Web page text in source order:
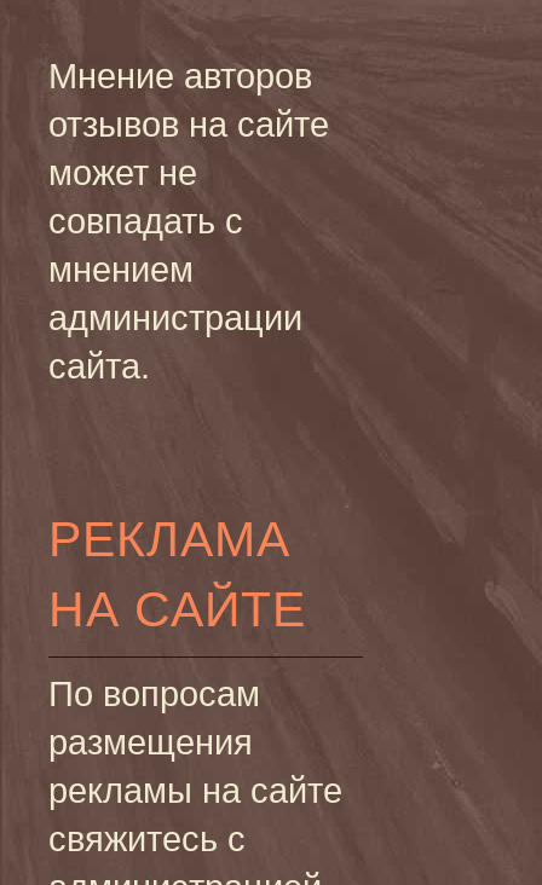
Мнение авторов
отзывов на сайте
может не
совпадать с
мнением
администрации
сайта.
РЕКЛАМА
НА САЙТЕ
По вопросам
размещения
рекламы на сайте
свяжитесь с